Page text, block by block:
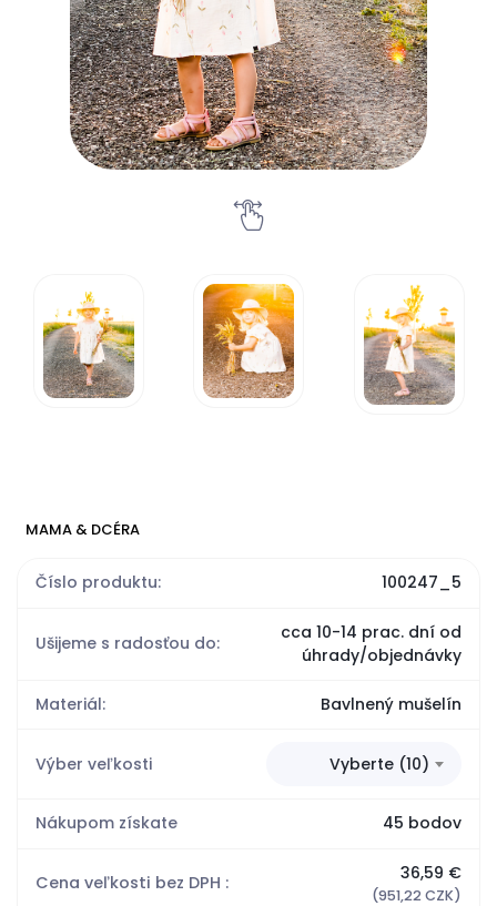
MAMA & DCÉRA
Číslo produktu: 100247_5
Ušijeme s radosťou do:
cca 10-14 prac. dní od
úhrady/objednávky
Materiál: Bavlnený mušelín
Výber veľkosti Vyberte (10)
Nákupom získate 45 bodov
Cena veľkosti bez DPH : 36,59 €
(951,22 CZK)